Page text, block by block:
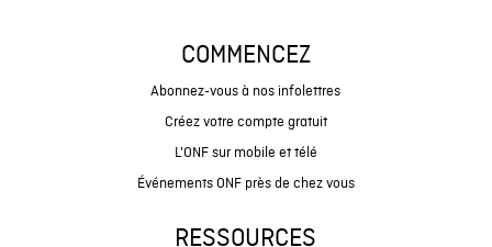
COMMENCEZ
Abonnez-vous à nos infolettres
Créez votre compte gratuit
L'ONF sur mobile et télé
Événements ONF près de chez vous
RESSOURCES